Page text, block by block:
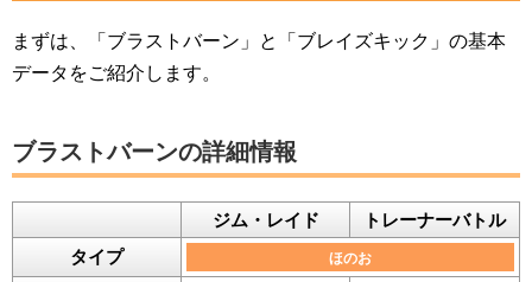
まずは、「ブラストバーン」と「ブレイズキック」の基本
データをご紹介します。
ブラストバーンの詳細情報
ジム・レイド
トレーナーバトル
タイプ
ほのお